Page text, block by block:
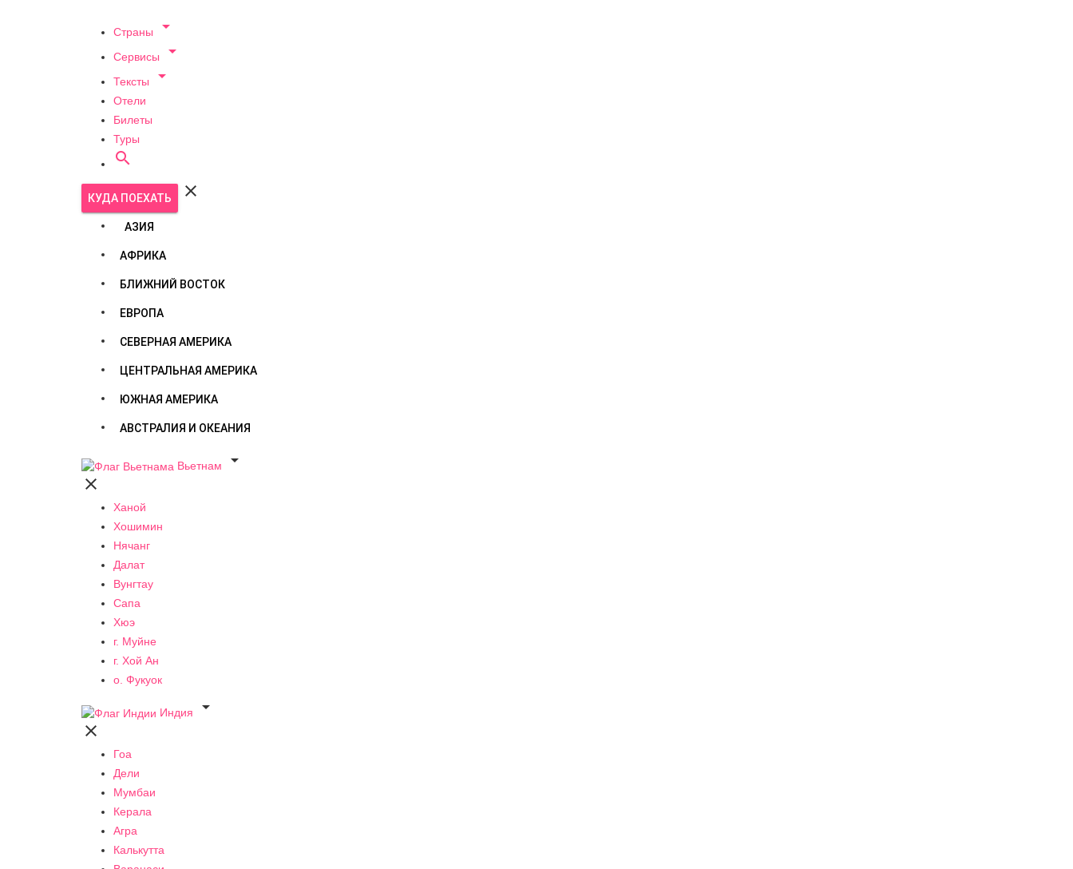
Страны 
Сервисы 
Тексты 
Отели
Билеты
Туры

КУДА ПОЕХАТЬ 
АЗИЯ
АФРИКА
БЛИЖНИЙ ВОСТОК
ЕВРОПА
СЕВЕРНАЯ АМЕРИКА
ЦЕНТРАЛЬНАЯ АМЕРИКА
ЮЖНАЯ АМЕРИКА
АВСТРАЛИЯ И ОКЕАНИЯ
Вьетнам


Ханой
Хошимин
Нячанг
Далат
Вунгтау
Сапа
Хюэ
г. Муйне
г. Хой Ан
о. Фукуок
Индия


Гоа
Дели
Мумбаи
Керала
Агра
Калькутта